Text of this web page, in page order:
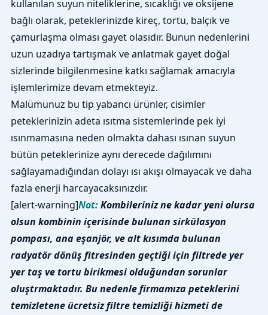
kullanılan suyun niteliklerine, sıcaklığı ve oksijene
bağlı olarak, peteklerinizde kireç, tortu, balçık ve
çamurlaşma olması gayet olasıdır. Bunun nedenlerini
uzun uzadıya tartışmak ve anlatmak gayet doğal
sizlerinde bilgilenmesine katkı sağlamak amacıyla
işlemlerimize devam etmekteyiz.
Malümunuz bu tip yabancı ürünler, cisimler
peteklerinizin adeta ısıtma sistemlerinde pek iyi
ısınmamasına neden olmakta dahası ısınan suyun
bütün peteklerinize aynı derecede dağılımını
sağlayamadığından dolayı ısı akışı olmayacak ve daha
fazla enerji harcayacaksınızdır.
[alert-warning]Not:Kombileriniz ne kadar yeni olursa
olsun kombinin içerisinde bulunan sirkülasyon
pompası, ana eşanjör, ve alt kısımda bulunan
radyatör dönüş fitresinden geçtiği için filtrede yer
yer taş ve tortu birikmesi olduğundan sorunlar
oluştrmaktadır. Bu nedenle firmamıza peteklerini
temizletene ücretsiz filtre temizliği hizmeti de